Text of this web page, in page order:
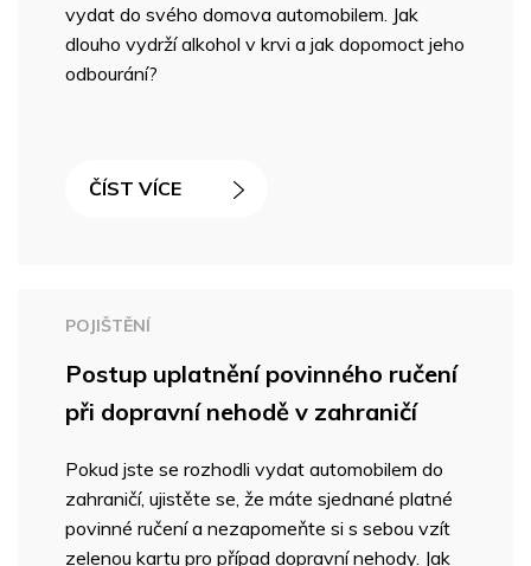
vydat do svého domova automobilem. Jak
dlouho vydrží alkohol v krvi a jak dopomoct jeho
odbourání?
ČÍST VÍCE
POJIŠTĚNÍ
Postup uplatnění povinného ručení
při dopravní nehodě v zahraničí
Pokud jste se rozhodli vydat automobilem do
zahraničí, ujistěte se, že máte sjednané platné
povinné ručení a nezapomeňte si s sebou vzít
zelenou kartu pro případ dopravní nehody. Jak